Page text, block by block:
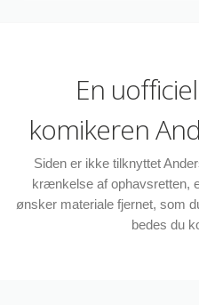
En
komikeren
Siden er ikke tilknyttet
krænkelse af ophavsretten,
ønsker materiale fjernet, som
bedes du